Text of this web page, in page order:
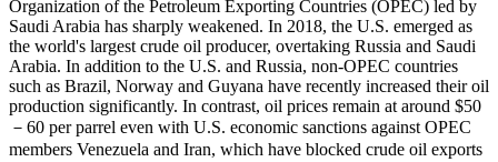
Organization of the Petroleum Exporting Countries (OPEC) led by
Saudi Arabia has sharply weakened. In 2018, the U.S. emerged as
the world's largest crude oil producer, overtaking Russia and Saudi
Arabia. In addition to the U.S. and Russia, non-OPEC countries
such as Brazil, Norway and Guyana have recently increased their oil
production significantly. In contrast, oil prices remain at around $50
－60 per parrel even with U.S. economic sanctions against OPEC
members Venezuela and Iran, which have blocked crude oil exports